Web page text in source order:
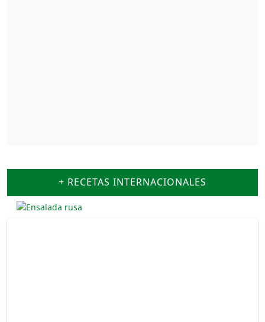
+ RECETAS INTERNACIONALES